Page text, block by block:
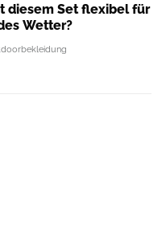
diesem Set flexibel für
Wetter?